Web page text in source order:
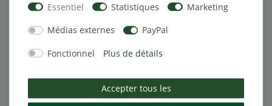
Description
Essentiel Statistiques Marketing
Médias externes PayPal
Fonctionnel Plus de détails
Accepter tous les